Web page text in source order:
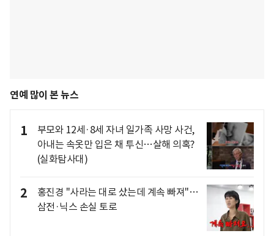
연예 많이 본 뉴스
1
부모와 12세·8세 자녀 일가족 사망 사건,
아내는 속옷만 입은 채 투신…살해 의혹?
(실화탐사대)
2
홍진경 "사라는 대로 샀는데 계속 빠져"…
삼전·닉스 손실 토로